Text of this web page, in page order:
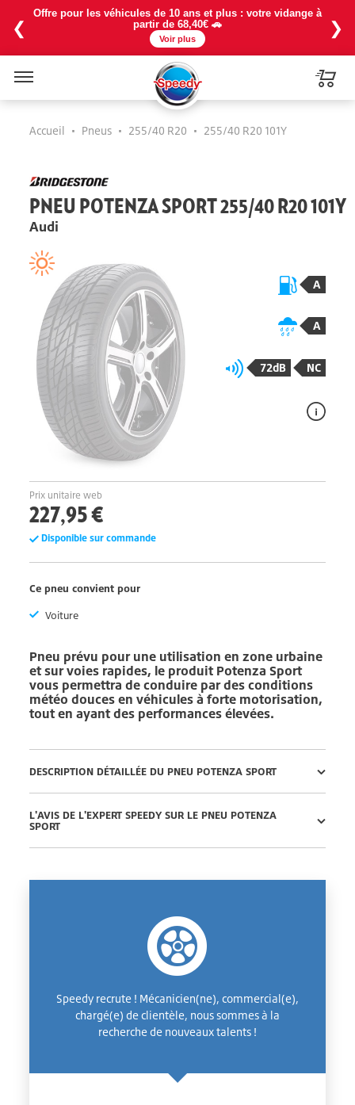
❮
Offre pour les véhicules de 10 ans et plus : votre vidange à
partir de 68,40€ 🚗
Voir plus
❯
Accueil • Pneus • 255/40 R20 • 255/40 R20 101Y
PNEU POTENZA SPORT 255/40 R20 101Y
Audi
A
A
72dB NC
Prix unitaire web
227,95 €
Disponible sur commande
Ce pneu convient pour
Voiture
Pneu prévu pour une utilisation en zone urbaine
et sur voies rapides, le produit Potenza Sport
vous permettra de conduire par des conditions
météo douces en véhicules à forte motorisation,
tout en ayant des performances élevées.
DESCRIPTION DÉTAILLÉE DU PNEU POTENZA SPORT
L'AVIS DE L'EXPERT SPEEDY SUR LE PNEU POTENZA
SPORT
Speedy recrute ! Mécanicien(ne), commercial(e),
chargé(e) de clientèle, nous sommes à la
recherche de nouveaux talents !